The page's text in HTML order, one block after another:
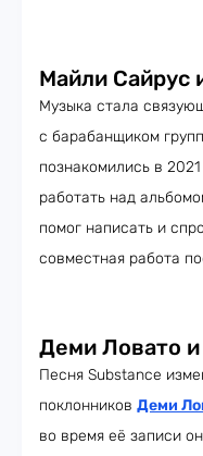
Майли Сайрус
Музыка стала
с барабанщиком
познакомились в
работать над
помог написать и
совместная работа
Деми Ловато
Песня Substance
поклонников Деми
во время её записи